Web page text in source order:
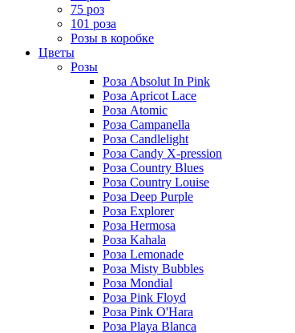
75 роз
101 роза
Розы в коробке
Цветы
Розы
Роза Absolut In Pink
Роза Apricot Lace
Роза Atomic
Роза Campanella
Роза Candlelight
Роза Candy X-pression
Роза Country Blues
Роза Country Louise
Роза Deep Purple
Роза Explorer
Роза Hermosa
Роза Kahala
Роза Lemonade
Роза Misty Bubbles
Роза Mondial
Роза Pink Floyd
Роза Pink O'Hara
Роза Playa Blanca